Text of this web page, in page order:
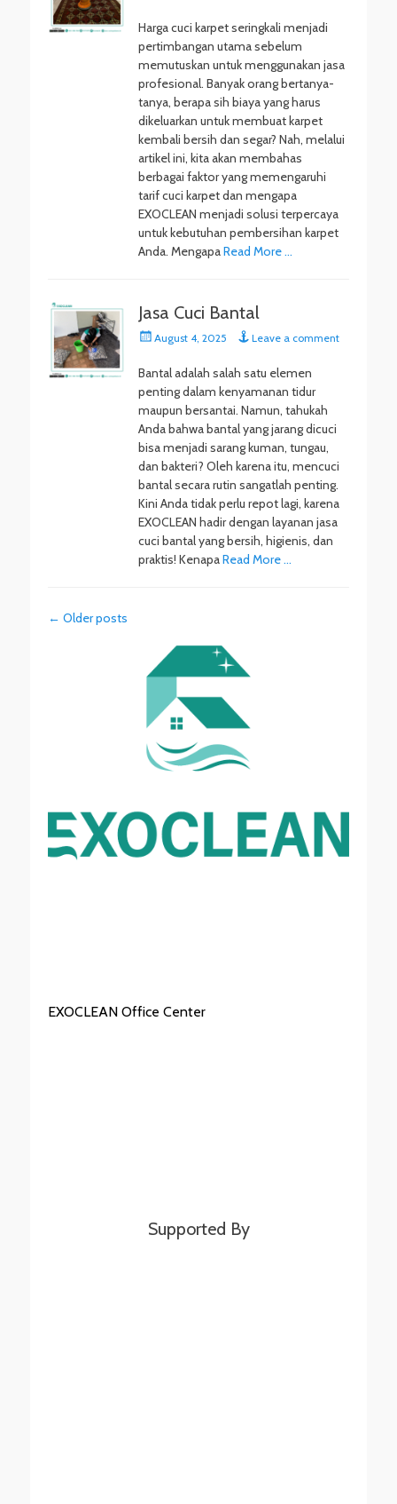
Harga cuci karpet seringkali menjadi
pertimbangan utama sebelum
memutuskan untuk menggunakan jasa
profesional. Banyak orang bertanya-
tanya, berapa sih biaya yang harus
dikeluarkan untuk membuat karpet
kembali bersih dan segar? Nah, melalui
artikel ini, kita akan membahas
berbagai faktor yang memengaruhi
tarif cuci karpet dan mengapa
EXOCLEAN menjadi solusi terpercaya
untuk kebutuhan pembersihan karpet
Anda. MengapaRead More …
Jasa Cuci Bantal
PostedAugust 4, 2025 Leave a comment
Bantal adalah salah satu elemen
penting dalam kenyamanan tidur
maupun bersantai. Namun, tahukah
Anda bahwa bantal yang jarang dicuci
bisa menjadi sarang kuman, tungau,
dan bakteri? Oleh karena itu, mencuci
bantal secara rutin sangatlah penting.
Kini Anda tidak perlu repot lagi, karena
EXOCLEAN hadir dengan layanan jasa
cuci bantal yang bersih, higienis, dan
praktis! KenapaRead More …
Post
← Older posts
EXOCLEAN Office Center
Supported By